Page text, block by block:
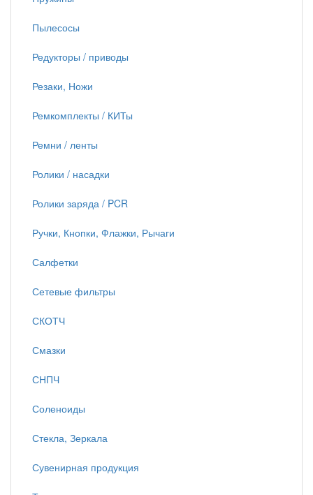
Пылесосы
Редукторы / приводы
Резаки, Ножи
Ремкомплекты / КИТы
Ремни / ленты
Ролики / насадки
Ролики заряда / PCR
Ручки, Кнопки, Флажки, Рычаги
Салфетки
Сетевые фильтры
СКОТЧ
Смазки
СНПЧ
Соленоиды
Стекла, Зеркала
Сувенирная продукция